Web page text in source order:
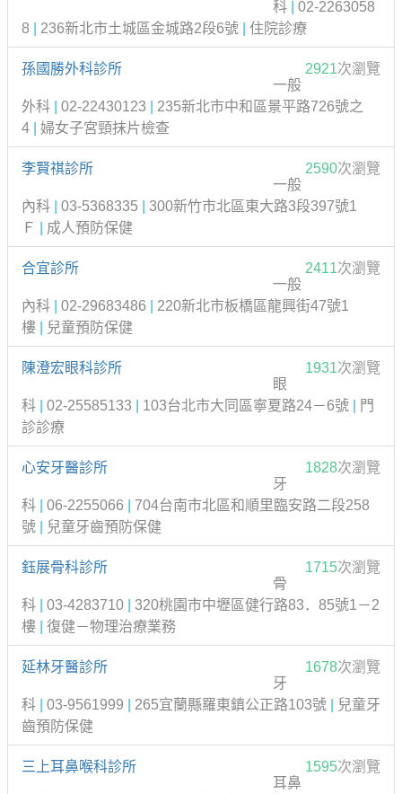
科
02-2263058
8
236新北市土城區金城路2段6號 住院診療
孫國勝外科診所 2921次瀏覽
一般
外科
02-22430123
235新北市中和區景平路726號之
4
婦女子宮頸抹片檢查
李賢祺診所 2590次瀏覽
一般
內科
03-5368335
300新竹市北區東大路3段397號1
Ｆ
成人預防保健
合宜診所 2411次瀏覽
一般
內科
02-29683486
220新北市板橋區龍興街47號1
樓
兒童預防保健
陳澄宏眼科診所 1931次瀏覽
眼
科
02-25585133 103台北市大同區寧夏路24－6號
門
診診療
心安牙醫診所 1828次瀏覽
牙
科
06-2255066
704台南市北區和順里臨安路二段258
號
兒童牙齒預防保健
鈺展骨科診所 1715次瀏覽
骨
科
03-4283710
320桃園市中壢區健行路83．85號1－2
樓
復健－物理治療業務
延林牙醫診所 1678次瀏覽
牙
科
03-9561999 265宜蘭縣羅東鎮公正路103號
兒童牙
齒預防保健
三上耳鼻喉科診所 1595次瀏覽
耳鼻